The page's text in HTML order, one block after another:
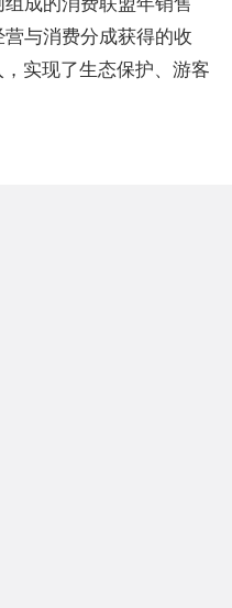
与消费分成获得的收
实现了生态保护、游客